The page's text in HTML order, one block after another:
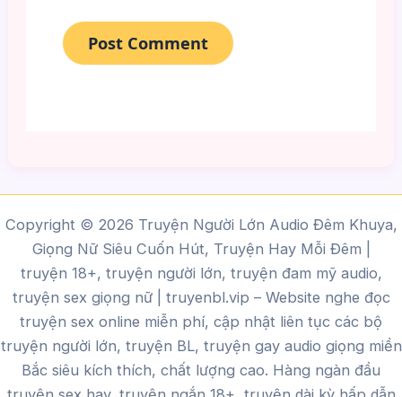
Copyright © 2026 Truyện Người Lớn Audio Đêm Khuya,
Giọng Nữ Siêu Cuốn Hút, Truyện Hay Mỗi Đêm |
truyện 18+, truyện người lớn, truyện đam mỹ audio,
truyện sex giọng nữ | truyenbl.vip – Website nghe đọc
truyện sex online miễn phí, cập nhật liên tục các bộ
truyện người lớn, truyện BL, truyện gay audio giọng miền
Bắc siêu kích thích, chất lượng cao. Hàng ngàn đầu